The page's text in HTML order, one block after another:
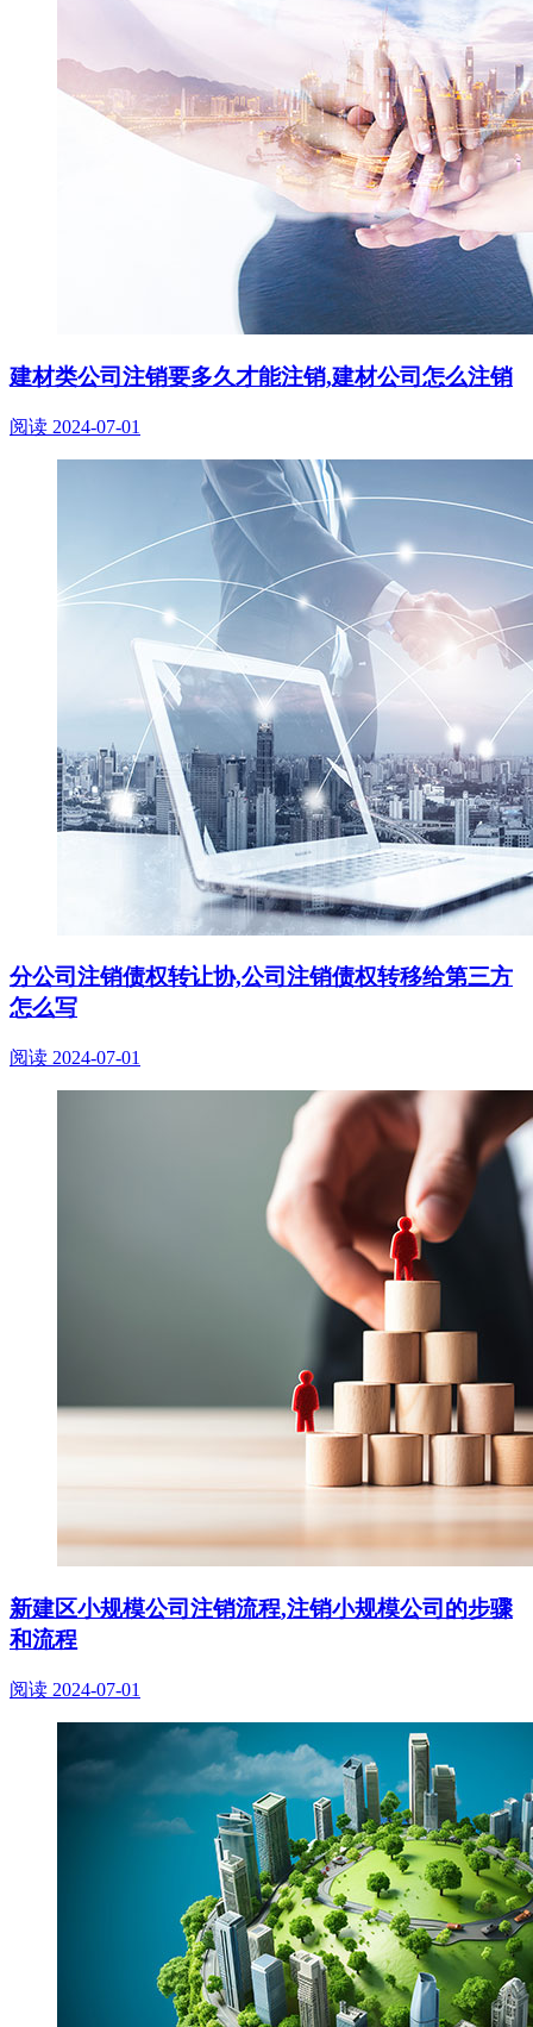
建材类公司注销要多久才能注销,建材公司怎么注销
阅读 2024-07-01
分公司注销债权转让协,公司注销债权转移给第三方
怎么写
阅读 2024-07-01
新建区小规模公司注销流程,注销小规模公司的步骤
和流程
阅读 2024-07-01